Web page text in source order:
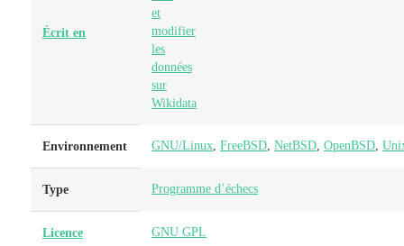
Écrit en
Environnement GNU/Linux, FreeBSD, NetBSD, OpenBSD,
Type Programme d’échecs
Licence GNU GPL